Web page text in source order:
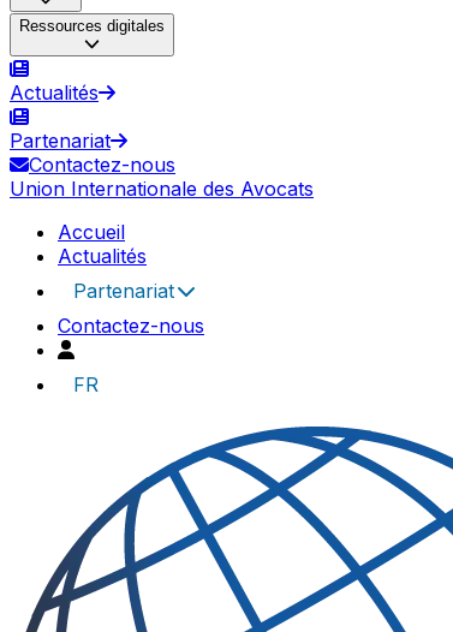
Ressources digitales
Actualités
Partenariat
Contactez-nous
Union Internationale des Avocats
Accueil
Actualités
Partenariat
Contactez-nous
FR